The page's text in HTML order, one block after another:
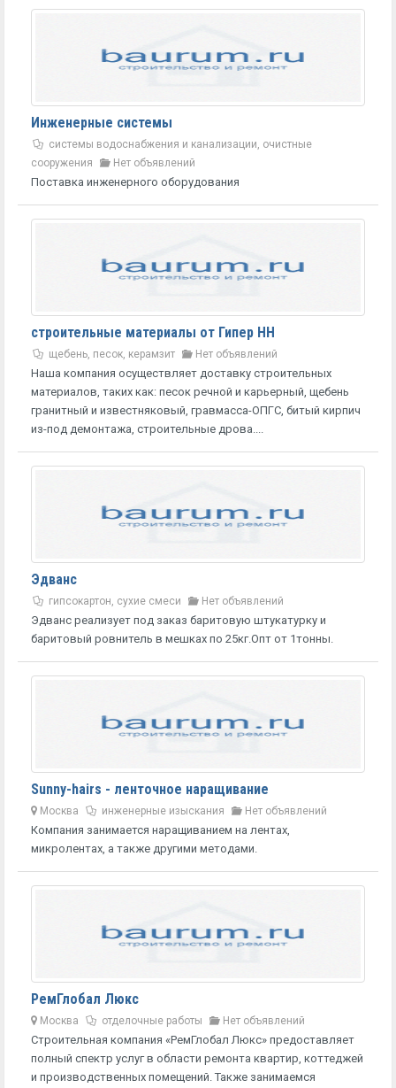
Инженерные системы
системы водоснабжения и канализации, очистные
сооружения
Нет объявлений
Поставка инженерного оборудования
строительные материалы от Гипер НН
щебень, песок, керамзит Нет объявлений
Наша компания осуществляет доставку строительных
материалов, таких как: песок речной и карьерный, щебень
гранитный и известняковый, гравмасса-ОПГС, битый кирпич
из-под демонтажа, строительные дрова....
Эдванс
гипсокартон, сухие смеси Нет объявлений
Эдванс реализует под заказ баритовую штукатурку и
баритовый ровнитель в мешках по 25кг.Опт от 1тонны.
Sunny-hairs - ленточное наращивание
Москва инженерные изыскания Нет объявлений
Компания занимается наращиванием на лентах,
микролентах, а также другими методами.
РемГлобал Люкс
Москва отделочные работы Нет объявлений
Строительная компания «РемГлобал Люкс» предоставляет
полный спектр услуг в области ремонта квартир, коттеджей
и производственных помещений. Также занимаемся